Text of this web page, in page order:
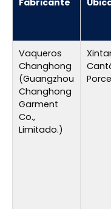
Fabricante
Vaqueros
Changhong
(Guangzhou
Changhong
Garment
Co.,
Limitado.)